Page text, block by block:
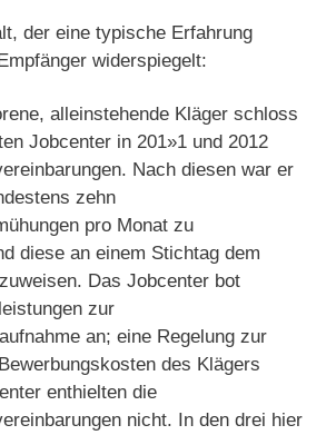
der eine typische Erfahrung
widerspiegelt:
alleinstehende Kläger schloss
Jobcenter in 201»1 und 2012
Nach diesen war er
zehn
pro Monat zu
diese an einem Stichtag dem
Das Jobcenter bot
zur
an; eine Regelung zur
des Klägers
enthielten die
nicht. In den drei hier